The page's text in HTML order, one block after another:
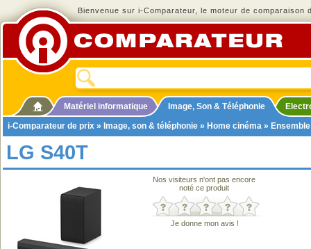
Bienvenue sur i-Comparateur, le moteur de comparaison
Matériel informatique Image, Son & Téléphonie
i-Comparateur de prix » Image, son & téléphonie » Home cinéma »
LG S40T
Nos visiteurs n'ont pas encore
noté ce produit
Je donne mon avis !